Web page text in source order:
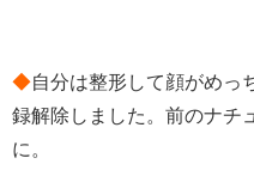
◆自分は整形して顔がめっ
録解除しました。前のナチ
に。